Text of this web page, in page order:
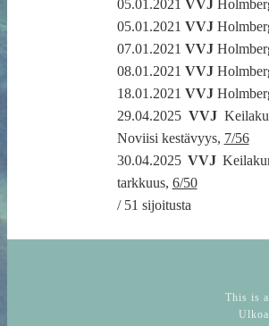
05.01.2021 VVJ
05.01.2021 VVJ
07.01.2021 VVJ
08.01.2021 VVJ
18.01.2021 VVJ
29.04.2025 VVJ
Noviisi kestävyys, 7/56
30.04.2025 VVJ
tarkkuus, 6/50
/ 51 sijoitusta
This is